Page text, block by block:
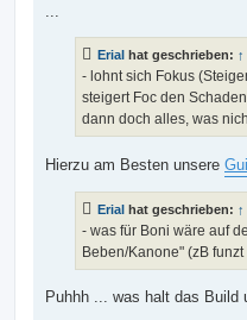
Erial hat geschrieben: ↑
- lohnt sich Fokus
steigert Foc den
dann doch alles, was
Hierzu am Besten unsere
Erial hat geschrieben: ↑
- was für Boni wäre auf
Beben/Kanone" (zB
Puhhh ... was halt das Build